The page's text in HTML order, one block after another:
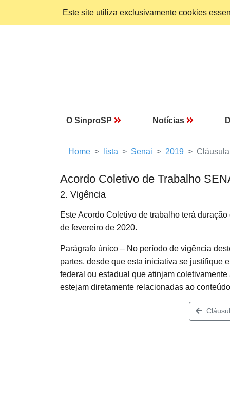
Este site utiliza exclusivamente cookies
O SinproSP Notícias
Home lista Senai 2019
Acordo Coletivo de Trabalho
2. Vigência
Este Acordo Coletivo de trabalho terá
de fevereiro de 2020.
Parágrafo único – No período de vigência
partes, desde que esta iniciativa se justifique
federal ou estadual que atinjam
estejam diretamente relacionadas ao